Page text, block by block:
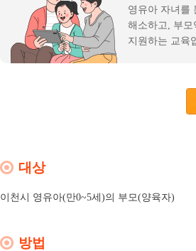
영유아 자녀를
해소하고, 부
지원하는 교육
대상
이천시 영유아(만0~5세)의 부모(양육자)
방법